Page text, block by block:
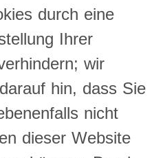
durch eine
Ihrer
wir
hin, dass Sie
nicht
dieser Website